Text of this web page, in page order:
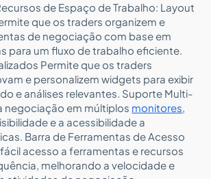
de Espaço de Trabalho: Layout
que os traders organizem e
de negociação com base em
para um fluxo de trabalho eficiente.
Permite que os traders
e personalizem widgets para exibir
e análises relevantes. Suporte Multi-
negociação em múltiplos monitores,
e a acessibilidade a
Barra de Ferramentas de Acesso
acesso a ferramentas e recursos
melhorando a velocidade e